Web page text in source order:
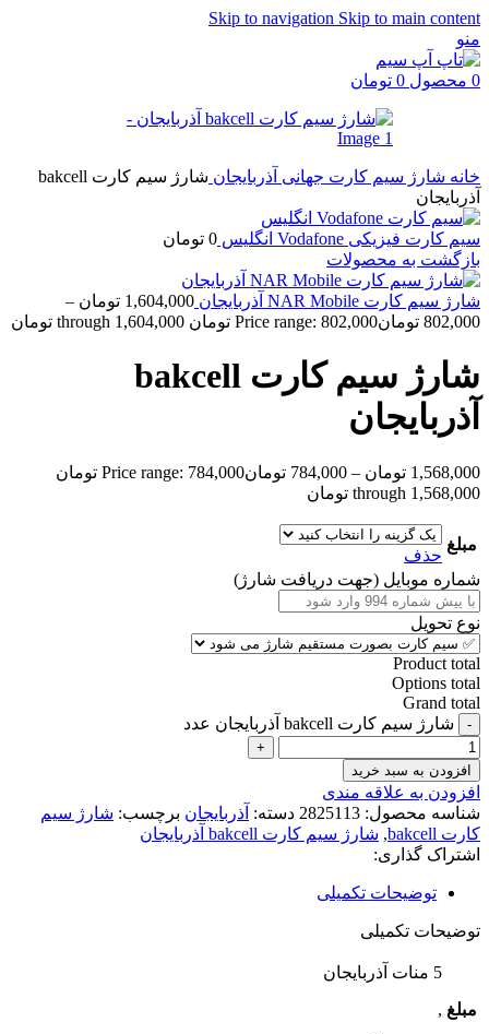
Skip to navigation Skip to main content
منو
0 محصول 0 تومان
خانه شارژ سیم کارت جهانی آذربایجان
شارژ سیم کارت bakcell
آذربایجان
سیم کارت فیزیکی Vodafone انگلیس 0 تومان
بازگشت به محصولات
شارژ سیم کارت NAR Mobile آذربایجان 1,604,000 تومان –
802,000 تومانPrice range: 802,000 تومان through 1,604,000 تومان
شارژ سیم کارت bakcell
آذربایجان
1,568,000 تومان –
784,000 تومان
Price range: 784,000 تومان
through 1,568,000 تومان
مبلغ
حذف
شماره موبایل (جهت دریافت شارژ)
نوع تحویل
Product total
Options total
Grand total
شارژ سیم کارت bakcell آذربایجان عدد
افزودن به سبد خرید
افزودن به علاقه مندی
شناسه محصول: 2825113 دسته: آذربایجان برچسب: شارژ سیم
کارت bakcell
, شارژ سیم کارت bakcell آذربایجان
اشتراک گذاری:
توضیحات تکمیلی
توضیحات تکمیلی
مبلغ
5 منات آذربایجان
,